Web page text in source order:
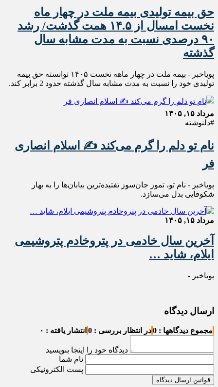
حق بیمه تولیدی بیمه ملت در چهار ماه
نخست امسال از ۱۴.۵ همت گذشت/ رشد
۹۰ درصدی نسبت به مدت مشابه سال
گذشته
پویاخبر - بیمه ملت در چهار ماهه نخست ۱۴٠۵ توانسته حق بیمه
تولیدی خود را نسبت به مدت مشابه سال گذشته حدود 2 برابر کند.
مرداد ۱۵, ۱۴۰۵
#دلنوشته
نام تو دلم را گرم می‌کند ✍️ اسلام انصاری
فر
پویاخبر - نام تو، تموز جان‌سوز تفتیده‌ترین بیابان‌ها را به بهار
شکوفایی بدل می‌سازد.
مرداد ۱۵, ۱۴۰۵
آخرین سال خادمی در پتروخادم پتروشیمی
ایلام، شاید …
پویاخبر -
ارسال دیدگاه
مجموع دیدگاهها : 0 در انتظار بررسی : 0 انتشار یافته : ۰
دیدگاه خود را اینجا بنویسید
نام شما
پست الکترونیکی
قوانین ارسال دیدگاه